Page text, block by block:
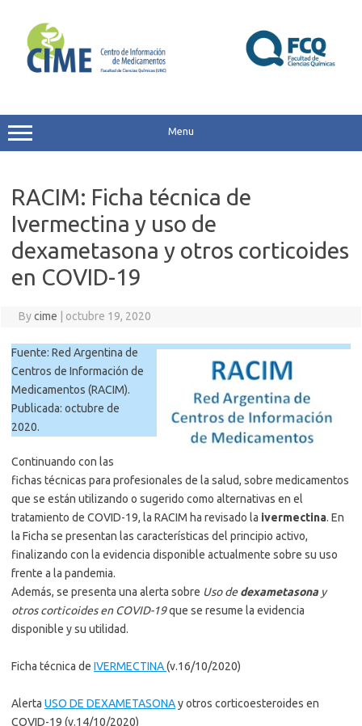
content
Menu
RACIM: Ficha técnica de
Ivermectina y uso de
dexametasona y otros corticoides
en COVID-19
Bycime octubre 19, 2020
Fuente: Red Argentina de
Centros de Información de
Medicamentos (RACIM).
Publicada: octubre de
2020.
Continuando con las
fichas técnicas para profesionales de la salud, sobre medicamentos
que se están utilizando o sugerido como alternativas en el
tratamiento de COVID-19, la RACIM ha revisado la ivermectina. En
la Ficha se presentan las características del principio activo,
finalizando con la evidencia disponible actualmente sobre su uso
frente a la pandemia.
Además, se presenta una alerta sobre Uso dedexametasona y
otros corticoides en COVID-19que se resume la evidencia
disponible y su utilidad.
Ficha técnica de IVERMECTINA(v.16/10/2020)
Alerta USO DE DEXAMETASONAy otros corticoesteroides en
COVID-19 (v.14/10/2020)